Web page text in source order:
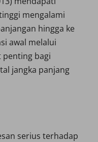
mengalami
hingga ke
awal melalui
penting bagi
jangka panjang
serius terhadap